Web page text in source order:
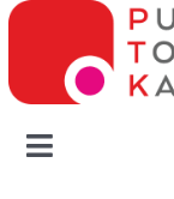
Saltar
contenido
Toggle